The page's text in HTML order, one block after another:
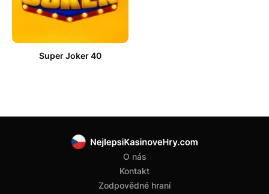
Super Joker 40
O nás
Kontakt
Zodpovědné hraní